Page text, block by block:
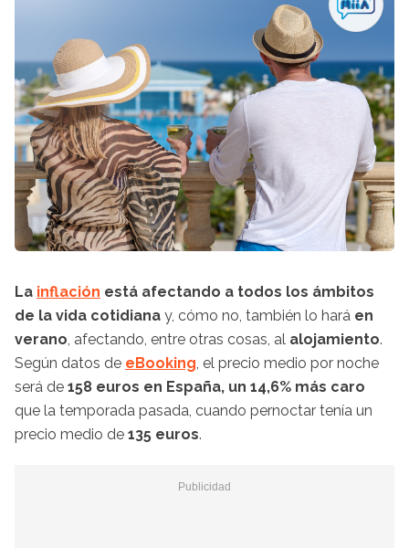
La inflación está afectando a todos los ámbitos
de la vida cotidiana y, cómo no, también lo hará en
verano, afectando, entre otras cosas, al alojamiento.
Según datos de eBooking, el precio medio por noche
será de 158 euros en España, un 14,6% más caro
que la temporada pasada, cuando pernoctar tenía un
precio medio de 135 euros.